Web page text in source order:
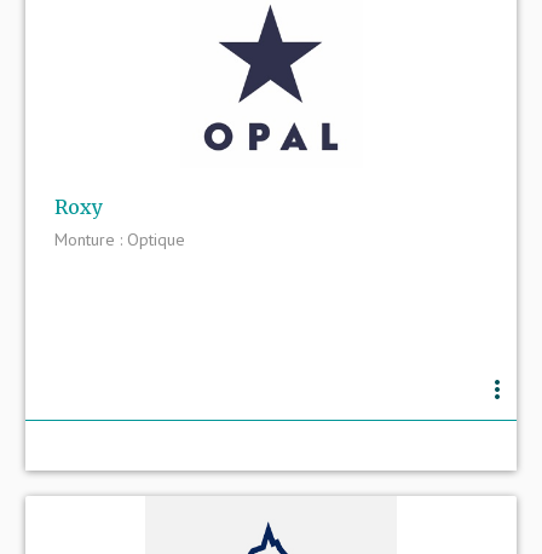
Roxy
Monture : Optique
more_vert